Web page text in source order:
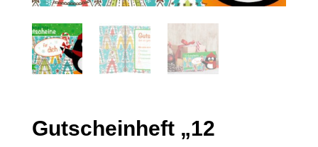
Gutscheinheft „12